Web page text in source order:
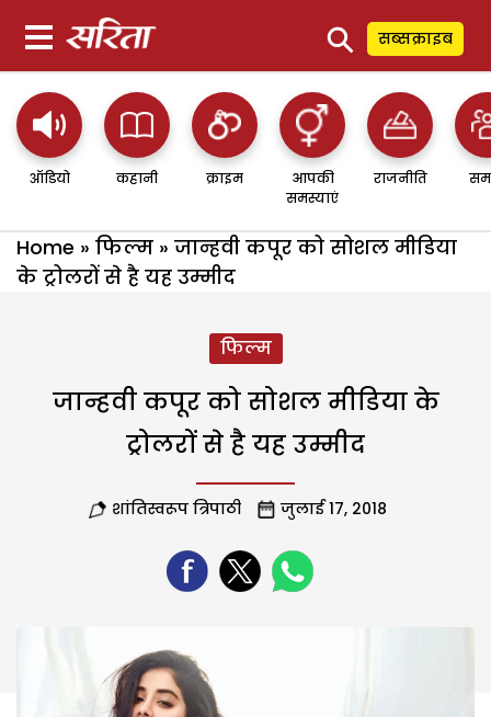
⚲ सब्सक्राइब
ऑडियो कहानी क्राइम
आपकी
समस्याएं
राजनीति
Home » फिल्म » जान्हवी कपूर को सोशल मीडिया
के ट्रोलरों से है यह उम्मीद
फिल्म
जान्हवी कपूर को सोशल मीडिया के
ट्रोलरों से है यह उम्मीद
शांतिस्वरूप त्रिपाठी जुलाई 17, 2018